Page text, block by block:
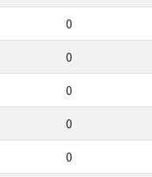
0
0
0
0
0